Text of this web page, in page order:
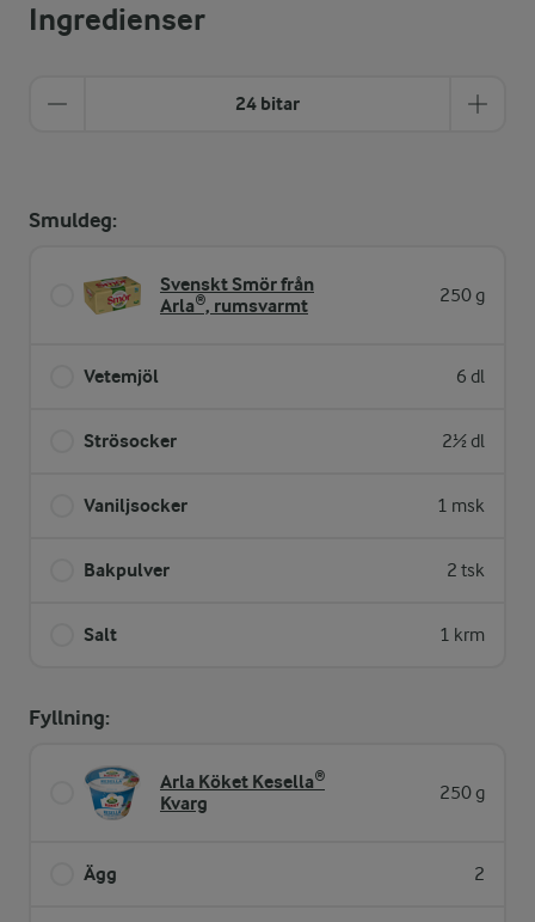
Ingredienser
24 bitar
Smuldeg:
Svenskt Smör från
Arla®, rumsvarmt
250 g
Vetemjöl 6 dl
Strösocker 2½ dl
Vaniljsocker 1 msk
Bakpulver 2 tsk
Salt 1 krm
Fyllning:
Arla Köket Kesella®
Kvarg
250 g
Ägg 2